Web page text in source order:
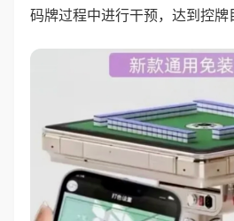
码牌过程中进行干预，达到控牌